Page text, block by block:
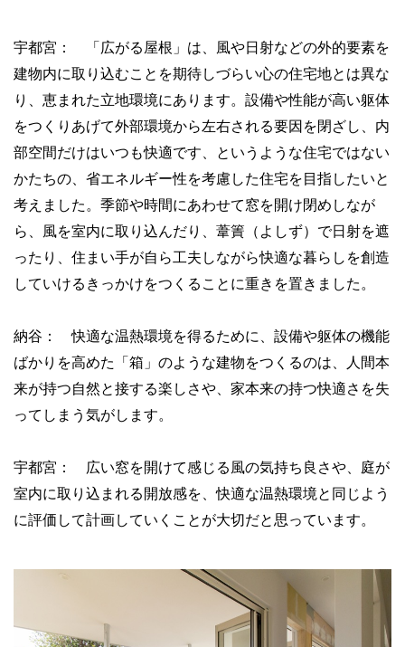
宇都宮： 「広がる屋根」は、風や日射などの外的要素を
建物内に取り込むことを期待しづらい心の住宅地とは異な
り、恵まれた立地環境にあります。設備や性能が高い躯体
をつくりあげて外部環境から左右される要因を閉ざし、内
部空間だけはいつも快適です、というような住宅ではない
かたちの、省エネルギー性を考慮した住宅を目指したいと
考えました。季節や時間にあわせて窓を開け閉めしなが
ら、風を室内に取り込んだり、葦簀（よしず）で日射を遮
ったり、住まい手が自ら工夫しながら快適な暮らしを創造
していけるきっかけをつくることに重きを置きました。
納谷： 快適な温熱環境を得るために、設備や躯体の機能
ばかりを高めた「箱」のような建物をつくるのは、人間本
来が持つ自然と接する楽しさや、家本来の持つ快適さを失
ってしまう気がします。
宇都宮： 広い窓を開けて感じる風の気持ち良さや、庭が
室内に取り込まれる開放感を、快適な温熱環境と同じよう
に評価して計画していくことが大切だと思っています。